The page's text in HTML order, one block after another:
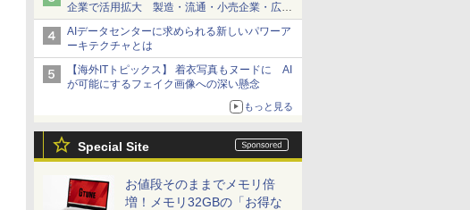
企業で活用拡大 製造・流通・小売企業・広告
代理店などが実装フェーズへ
AIデータセンターに求められる新しいパワーア
ーキテクチャとは
【海外ITトピックス】 着衣写真もヌードに AI
が可能にするフェイク画像への深い懸念
もっと見る
Special Site
お値段そのままでメモリ倍
増！メモリ32GBの「お得な